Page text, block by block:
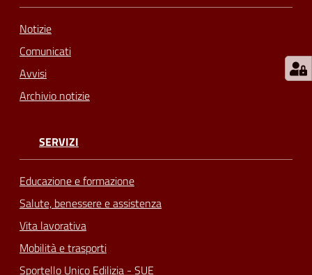
Notizie
Comunicati
Avvisi
Archivio notizie
SERVIZI
Educazione e formazione
Salute, benessere e assistenza
Vita lavorativa
Mobilità e trasporti
Sportello Unico Edilizia - SUE